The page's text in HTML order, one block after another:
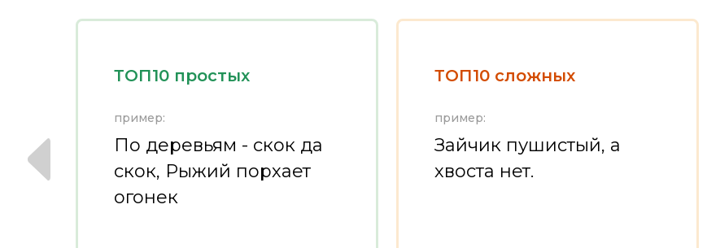
ТОП10 простых
пример:
По деревьям - скок да
скок, Рыжий порхает
огонек
ТОП10 сложных
пример:
Зайчик пушистый, а
хвоста нет.